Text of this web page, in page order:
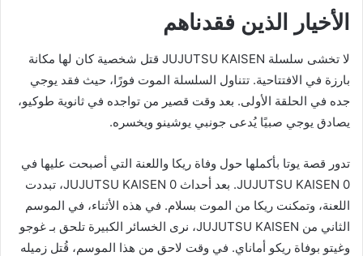
الأخيار الذين فقدناهم
لا تخشى سلسلة JUJUTSU KAISEN قتل شخصية كان لها مكانة
بارزة في الافتتاحية. تتناول السلسلة الموت فورًا، حيث فقد يوجي
جده في الحلقة الأولى. بعد وقت قصير من تواجده في ثانوية طوكيو،
يصادق يوجي صبيًا يُدعى جونبي يوشينو ويخسره.
تدور قصة يوتا بأكملها حول وفاة ريكا واللعنة التي أصبحت عليها في
JUJUTSU KAISEN 0. بعد أحداث JUJUTSU KAISEN 0، تبددت
اللعنة، وتمكنت ريكا من الموت بسلام. في هذه الأثناء، في الموسم
الثاني من JUJUTSU KAISEN، نرى الخسائر الكبيرة تلحق بـ غوجو
وغيتو بوفاة ريكو أماناي. في وقت لاحق من هذا الموسم، قُتل زميله